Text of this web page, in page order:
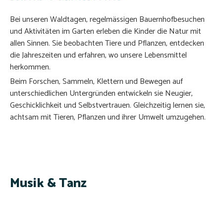
Bei unseren Waldtagen, regelmässigen Bauernhofbesuchen
und Aktivitäten im Garten erleben die Kinder die Natur mit
allen Sinnen. Sie beobachten Tiere und Pflanzen, entdecken
die Jahreszeiten und erfahren, wo unsere Lebensmittel
herkommen.
Beim Forschen, Sammeln, Klettern und Bewegen auf
unterschiedlichen Untergründen entwickeln sie Neugier,
Geschicklichkeit und Selbstvertrauen. Gleichzeitig lernen sie,
achtsam mit Tieren, Pflanzen und ihrer Umwelt umzugehen.
Musik & Tanz